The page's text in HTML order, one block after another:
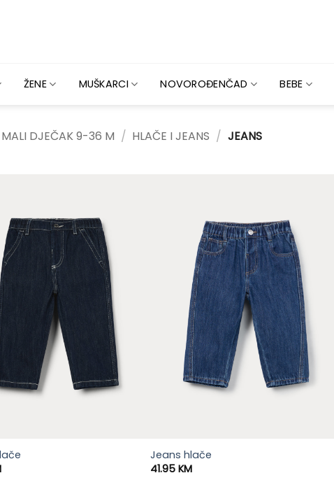
ŽENE MUŠKARCI NOVOROĐENČAD BEBE
MALI DJEČAK 9-36 M / HLAČE I JEANS / JEANS
Jeans hlače
41.95 KM